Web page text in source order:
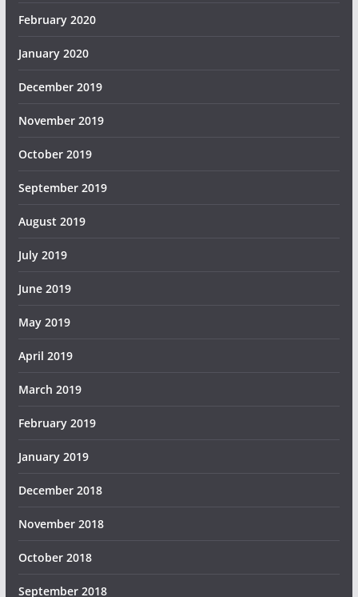
February 2020
January 2020
December 2019
November 2019
October 2019
September 2019
August 2019
July 2019
June 2019
May 2019
April 2019
March 2019
February 2019
January 2019
December 2018
November 2018
October 2018
September 2018